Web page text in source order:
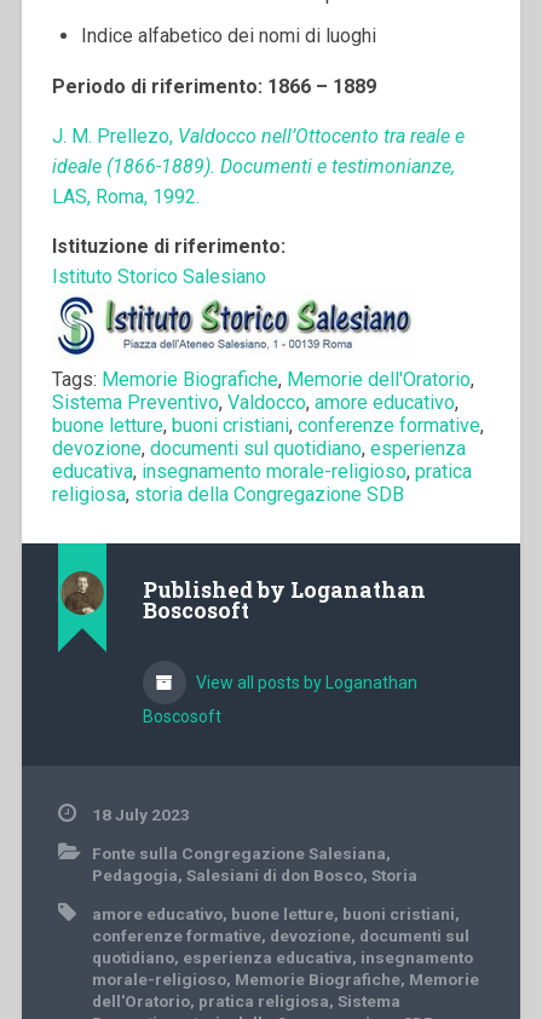
Indice alfabetico dei nomi di luoghi
Periodo di riferimento: 1866 – 1889
J. M. Prellezo, Valdocco nell’Ottocento tra reale e
ideale (1866-1889). Documenti e testimonianze,
LAS, Roma, 1992.
Istituzione di riferimento:
Istituto Storico Salesiano
Tags: Memorie Biografiche, Memorie dell'Oratorio,
Sistema Preventivo, Valdocco, amore educativo,
buone letture, buoni cristiani, conferenze formative,
devozione, documenti sul quotidiano, esperienza
educativa, insegnamento morale-religioso, pratica
religiosa, storia della Congregazione SDB
Published by Loganathan
Boscosoft
View all posts by Loganathan
Boscosoft
18 July 2023
Fonte sulla Congregazione Salesiana,
Pedagogia, Salesiani di don Bosco, Storia
amore educativo, buone letture, buoni cristiani,
conferenze formative, devozione, documenti sul
quotidiano, esperienza educativa, insegnamento
morale-religioso, Memorie Biografiche, Memorie
dell'Oratorio, pratica religiosa, Sistema